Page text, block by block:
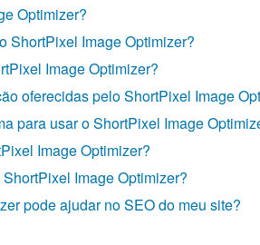
Optimizer?
ShortPixel Image Optimizer?
Image Optimizer?
oferecidas pelo ShortPixel Image
para usar o ShortPixel Image
Image Optimizer?
Image Optimizer?
pode ajudar no SEO do meu site?